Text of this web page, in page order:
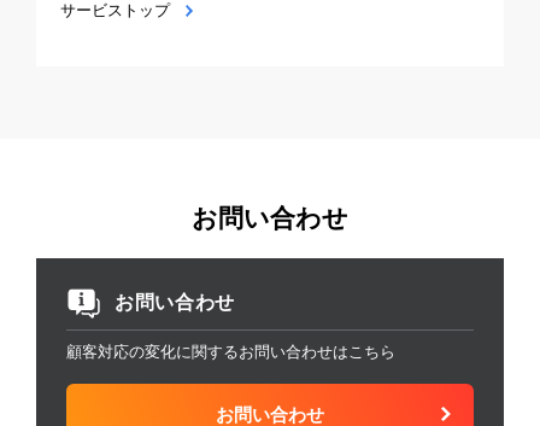
サービストップ
お問い合わせ
お問い合わせ
顧客対応の変化に関するお問い合わせはこちら
お問い合わせ